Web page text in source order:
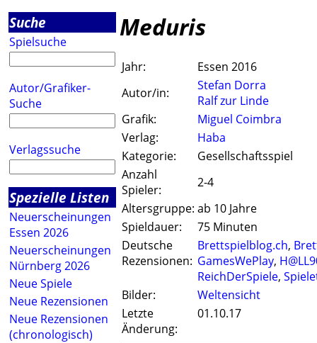
Suche
Spielsuche
Autor/Grafiker-
Suche
Verlagssuche
Spezielle Listen
Neuerscheinungen
Essen 2026
Neuerscheinungen
Nürnberg 2026
Neue Spiele
Neue Rezensionen
Neue Rezensionen
(chronologisch)
Meduris
Jahr:
Essen 2016
Autor/in:
Stefan Dorra
Ralf zur Linde
Grafik:
Miguel Coimbra
Verlag:
Haba
Kategorie:
Gesellschaftsspiel
Anzahl
Spieler:
2-4
Altersgruppe: ab 10 Jahre
Spieldauer:
75 Minuten
Deutsche
Rezensionen:
Brettspielblog.ch,
GamesWePlay,
ReichDerSpiele,
Bilder:
Weltensicht
Letzte
Änderung:
01.10.17